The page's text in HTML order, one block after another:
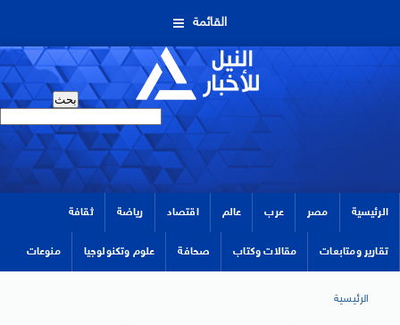
القائمة
الرئيسية مصر عرب عالم اقتصاد رياضة ثقافة
تقارير ومتابعات مقالات وكتاب صحافة علوم وتكنولوجيا منوعات
الرئيسية